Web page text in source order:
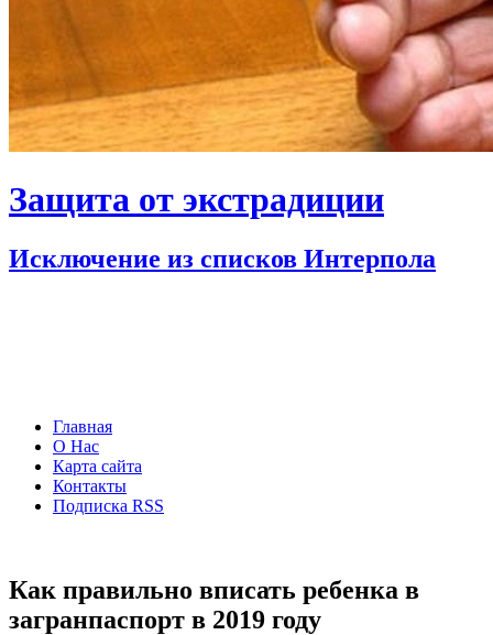
Защита от экстрадиции
Исключение из списков Интерпола
Главная
О Нас
Карта сайта
Контакты
Подписка RSS
Как правильно вписать ребенка в
загранпаспорт в 2019 году